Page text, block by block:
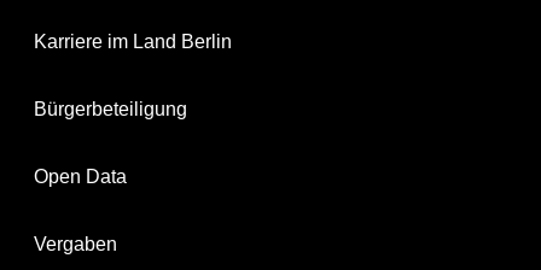
Karriere im Land Berlin
Bürgerbeteiligung
Open Data
Vergaben